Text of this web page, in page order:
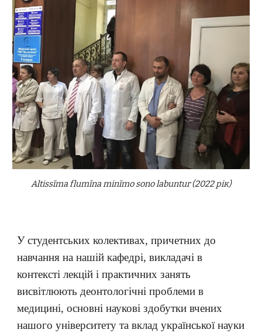
Altissĭma flumĭna minĭmo sono labuntur(2022 рік)
У студентських колективах, причетних до
навчання на нашій кафедрі, викладачі в
контексті лекцій і практичних занять
висвітлюють деонтологічні проблеми в
медицині, основні наукові здобутки вчених
нашого університету та вклад української науки